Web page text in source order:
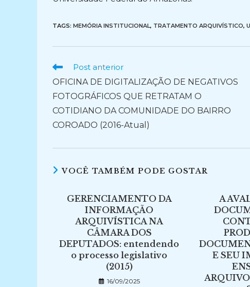
TAGS: MEMÓRIA INSTITUCIONAL, TRATAMENTO ARQUIVÍSTICO,
Ler
artigos
Post anterior
OFICINA DE DIGITALIZAÇÃO DE NEGATIVOS
FOTOGRÁFICOS QUE RETRATAM O
COTIDIANO DA COMUNIDADE DO BAIRRO
COROADO (2016-Atual)
VOCÊ TAMBÉM PODE GOSTAR
GERENCIAMENTO DA
INFORMAÇÃO
ARQUIVÍSTICA NA
CÂMARA DOS
DEPUTADOS: entendendo
o processo legislativo
(2015)
16/09/2025
A
E SEU